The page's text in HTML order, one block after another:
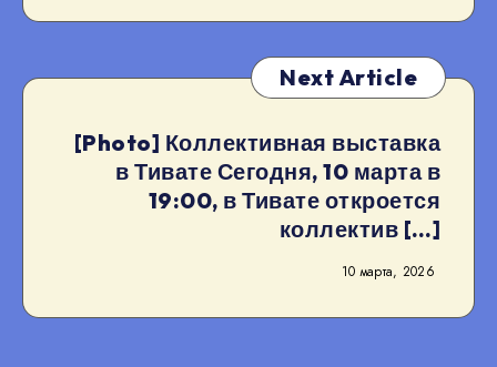
Next Article
[Photo] Коллективная выставка
в Тивате Сегодня, 10 марта в
19:00, в Тивате откроется
коллектив […]
10 марта, 2026